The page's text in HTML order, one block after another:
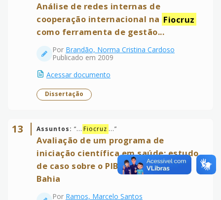
Análise de redes internas de
cooperação internacional na Fiocruz
como ferramenta de gestão...
Por Brandão, Norma Cristina Cardoso
Publicado em 2009
Acessar documento
Dissertação
13 Assuntos: “... Fiocruz ...”
Avaliação de um programa de
iniciação científica em saúde: estudo
de caso sobre o PIBIC daFIOCRUZ-
Bahia
Por Ramos, Marcelo Santos